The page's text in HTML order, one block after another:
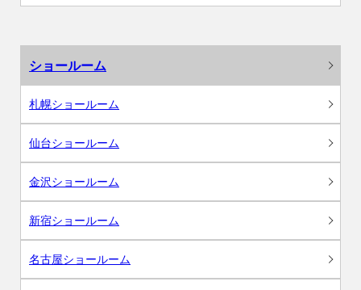
ショールーム
札幌ショールーム
仙台ショールーム
金沢ショールーム
新宿ショールーム
名古屋ショールーム